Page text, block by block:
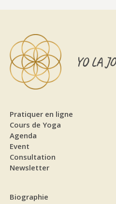
YO LA
Pratiquer en ligne
Cours de Yoga
Agenda
Event
Consultation
Newsletter
Biographie